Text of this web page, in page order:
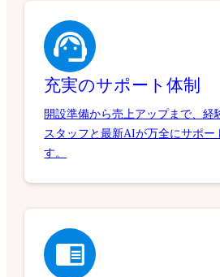
充実のサポート体制
開設準備から売上アップまで、経
スタッフと最新AIが万全にサポー
す。